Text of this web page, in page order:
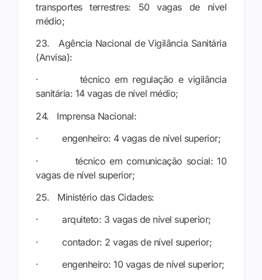
transportes terrestres: 50 vagas de nível
médio;
23. Agência Nacional de Vigilância Sanitária
(Anvisa):
· técnico em regulação e vigilância
sanitária: 14 vagas de nível médio;
24. Imprensa Nacional:
· engenheiro: 4 vagas de nível superior;
· técnico em comunicação social: 10
vagas de nível superior;
25. Ministério das Cidades:
· arquiteto: 3 vagas de nível superior;
· contador: 2 vagas de nível superior;
· engenheiro: 10 vagas de nível superior;